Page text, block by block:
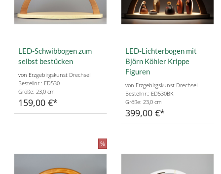
LED-Schwibbogen zum
selbst bestücken
von Erzgebirgskunst Drechsel
Bestellnr.: ED530
Größe: 23,0 cm
159,00 €
LED-Lichterbogen mit
Björn Köhler Krippe
Figuren
von Erzgebirgskunst Drechsel
Bestellnr.: ED530BK
Größe: 23,0 cm
399,00 €
%